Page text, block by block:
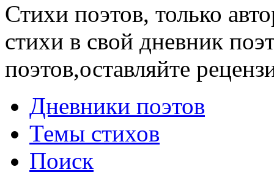
Стихи поэтов, только
стихи в свой дневник
поэтов,оставляйте
Дневники поэтов
Темы стихов
Поиск